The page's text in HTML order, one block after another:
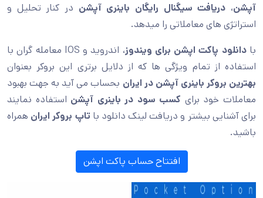
آپشن، دریافت سیگنال رایگان باینری آپشن در کنار تحلیل و
استراتژی های معاملاتی را میدهد.
بادانلود پاکت اپشن برای ویندوز
، اندروید و IOS معامله گران با
استفاده از تمام ویژگی ها که از دلایل برتری این بروکر بعنوان
بهترین بروکر باینری آپشن در ایران بحساب می آید به جهت بهبود
معاملات خود برای کسب سود در باینری آپشن استفاده نمایند
برای آشنایی بیشتر و دریافت لینک دانلود با تاپ بروکر ایران همراه
باشید.
افتتاح حساب پاکت اپشن